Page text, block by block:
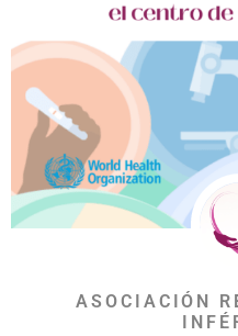
ASOCIACIÓN